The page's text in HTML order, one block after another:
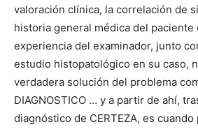
valoración clínica, la correlación de
historia general médica del paciente
experiencia del examinador, junto
estudio histopatológico en su caso,
verdadera solución del problema
DIAGNOSTICO … y a partir de ahí,
diagnóstico de CERTEZA, es